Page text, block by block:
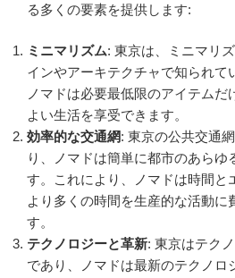
る多くの要素を提供します:
ミニマリズム: 東京は、ミニマリ
インやアーキテクチャで知られて
ノマドは必要最低限のアイテムだ
よい生活を享受できます。
効率的な交通網: 東京の公共交通
り、ノマドは簡単に都市のあらゆ
す。これにより、ノマドは時間と
より多くの時間を生産的な活動に
す。
テクノロジーと革新: 東京はテク
であり、ノマドは最新のテクノロ